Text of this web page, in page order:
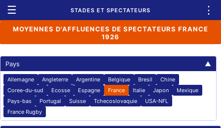
☰ STADES ET SPECTATEURS ⋮
MOYENNES D'AFFLUENCES DE SPECTATEURS FRANCE
1926
Pays ▲
Allemagne Angleterre Argentine Belgique Bresil
Chine
Coree-du-sud
Ecosse Espagne France Italie Japon
Mexique
Pays-bas
Portugal Suisse Tchecoslovaquie
USA-NFL
France Rugby